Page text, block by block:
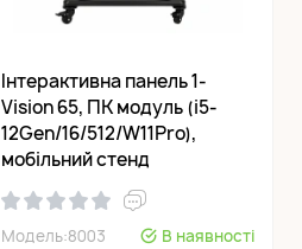
Інтерактивна панель 1-
Vision 65, ПК модуль (i5-
12Gen/16/512/W11Pro),
мобільний стенд
Модель:8003 В наявності